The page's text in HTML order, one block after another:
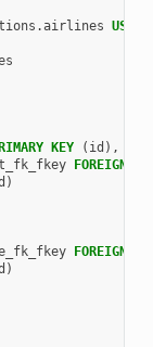
.airlines USING
KEY ( id ),
FOREIGN
)
FOREIGN
)